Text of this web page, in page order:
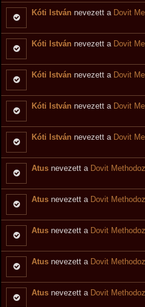
Kóti István nevezett a Dovit
Kóti István nevezett a Dovit
Kóti István nevezett a Dovit
Kóti István nevezett a Dovit
Kóti István nevezett a Dovit
Atus nevezett a Dovit
Atus nevezett a Dovit
Atus nevezett a Dovit
Atus nevezett a Dovit
Atus nevezett a Dovit